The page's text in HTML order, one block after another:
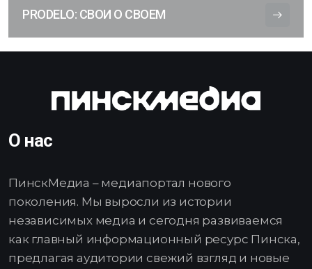
PRODELO: СВОИ О СВОЕМ
О нас
ПинскМедиа – медиапортал нового
поколения. Мы выросли из истории
независимых медиа и сегодня развиваемся
как главный информационный ресурс Пинска,
предлагая аудитории свежий взгляд и новые